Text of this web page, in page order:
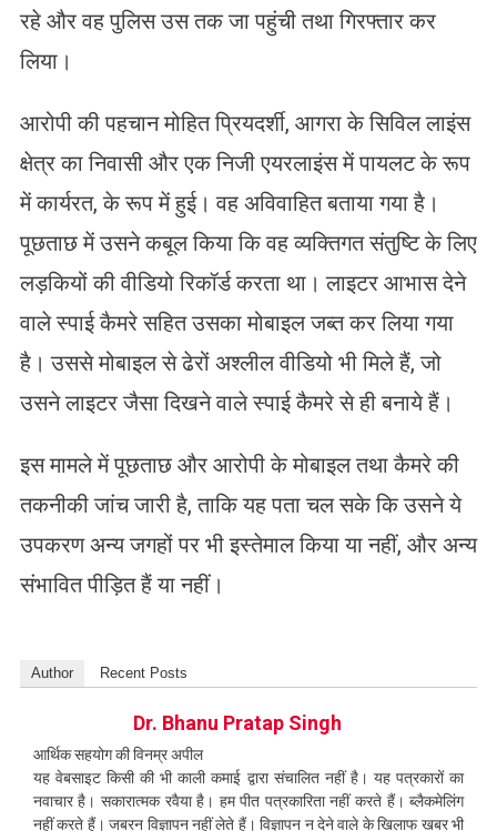
रहे और वह पुलिस उस तक जा पहुंची तथा गिरफ्तार कर
लिया।
आरोपी की पहचान मोहित प्रियदर्शी, आगरा के सिविल लाइंस
क्षेत्र का निवासी और एक निजी एयरलाइंस में पायलट के रूप
में कार्यरत, के रूप में हुई। वह अविवाहित बताया गया है।
पूछताछ में उसने कबूल किया कि वह व्यक्तिगत संतुष्टि के लिए
लड़कियों की वीडियो रिकॉर्ड करता था। लाइटर आभास देने
वाले स्पाई कैमरे सहित उसका मोबाइल जब्त कर लिया गया
है। उससे मोबाइल से ढेरों अश्लील वीडियो भी मिले हैं, जो
उसने लाइटर जैसा दिखने वाले स्पाई कैमरे से ही बनाये हैं।
इस मामले में पूछताछ और आरोपी के मोबाइल तथा कैमरे की
तकनीकी जांच जारी है, ताकि यह पता चल सके कि उसने ये
उपकरण अन्य जगहों पर भी इस्तेमाल किया या नहीं, और अन्य
संभावित पीड़ित हैं या नहीं।
Author Recent Posts
Dr. Bhanu Pratap Singh
आर्थिक सहयोग की विनम्र अपील
यह वेबसाइट किसी की भी काली कमाई द्वारा संचालित नहीं है। यह पत्रकारों का
नवाचार है। सकारात्मक रवैया है। हम पीत पत्रकारिता नहीं करते हैं। ब्लैकमेलिंग
नहीं करते हैं। जबरन विज्ञापन नहीं लेते हैं। विज्ञापन न देने वाले के खिलाफ खबर भी